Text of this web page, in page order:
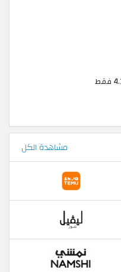
مشاهدة الكل